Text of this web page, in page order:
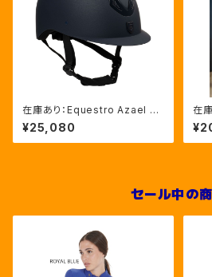
在庫あり：Equestro Azael ユ
ニセックスヘルメットNAVY/NA
VYSHINY XLサイズ（ETU02
011）
¥25,080
在
n’
グ
セール中の